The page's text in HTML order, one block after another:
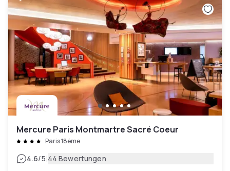
Mercure Paris Montmartre Sacré Coeur
Paris 18ème
4.6/5|44 Bewertungen